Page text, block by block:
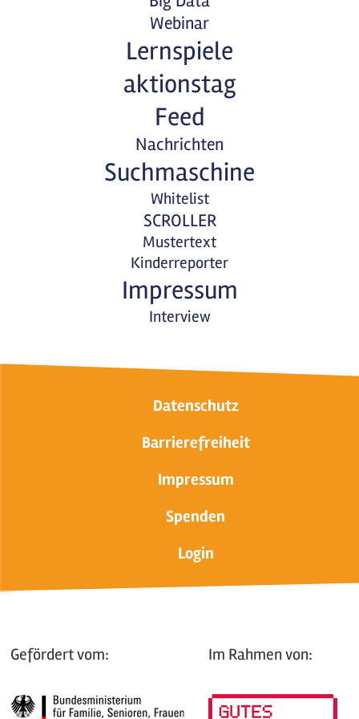
Webinar
Lernspiele
aktionstag
Feed
Nachrichten
Suchmaschine
Whitelist
SCROLLER
Mustertext
Kinderreporter
Impressum
Interview
Datenschutz
Barrierefreiheit
Impressum
Spenden
Login
Gefördert vom: Im Rahmen von: